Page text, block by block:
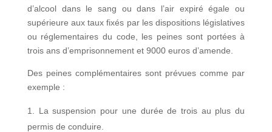
d’alcool dans le sang ou dans l’air expiré égale ou
supérieure aux taux fixés par les dispositions législatives
ou réglementaires du code, les peines sont portées à
trois ans d’emprisonnement et 9000 euros d’amende.
Des peines complémentaires sont prévues comme par
exemple :
La suspension pour une durée de trois au plus du
permis de conduire.